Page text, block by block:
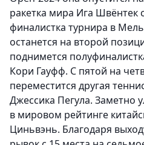
ракетка мира Ига Швёнтек
финалистка турнира в
останется на второй
поднимется
Кори Гауфф. С пятой на
переместится другая
Джессика Пегула. Заметно
в мировом рейтинге
Циньвэнь. Благодаря